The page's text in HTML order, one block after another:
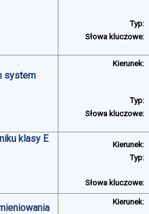
Typ:
Słowa kluczowe:
system
Kierunek:
Typ:
Słowa kluczowe:
klasy E
Kierunek:
Typ:
Słowa kluczowe:
Kierunek: